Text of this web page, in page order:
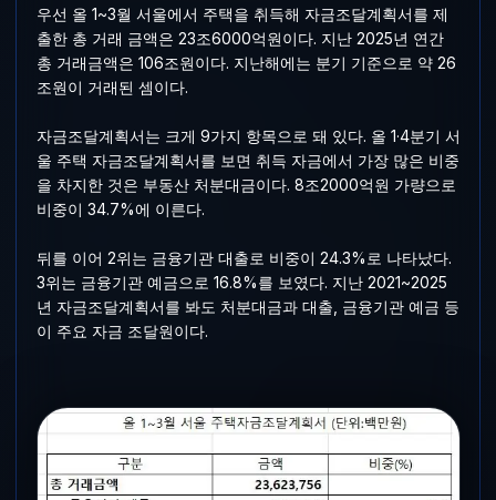
우선 올 1~3월 서울에서 주택을 취득해 자금조달계획서를 제
출한 총 거래 금액은 23조6000억원이다. 지난 2025년 연간
총 거래금액은 106조원이다. 지난해에는 분기 기준으로 약 26
조원이 거래된 셈이다.
자금조달계획서는 크게 9가지 항목으로 돼 있다. 올 1·4분기 서
울 주택 자금조달계획서를 보면 취득 자금에서 가장 많은 비중
을 차지한 것은 부동산 처분대금이다. 8조2000억원 가량으로
비중이 34.7%에 이른다.
뒤를 이어 2위는 금융기관 대출로 비중이 24.3%로 나타났다.
3위는 금융기관 예금으로 16.8%를 보였다. 지난 2021~2025
년 자금조달계획서를 봐도 처분대금과 대출, 금융기관 예금 등
이 주요 자금 조달원이다.